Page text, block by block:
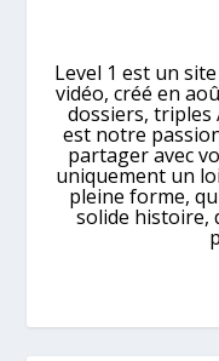
Level 1 est un
vidéo, créé en
dossiers, triples
est notre
partager avec
uniquement un
pleine forme,
solide histoire,